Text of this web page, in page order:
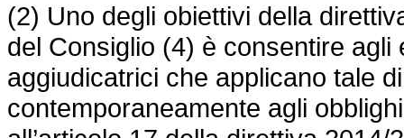
(2) Uno degli obiettivi della
del Consiglio (4) è consentire
aggiudicatrici che applicano tale
contemporaneamente agli